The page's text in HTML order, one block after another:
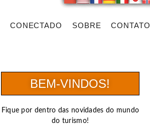
CONECTADO SOBRE CONTATO
BEM-VINDOS!
Fique por dentro das novidades do mundo
do turismo!